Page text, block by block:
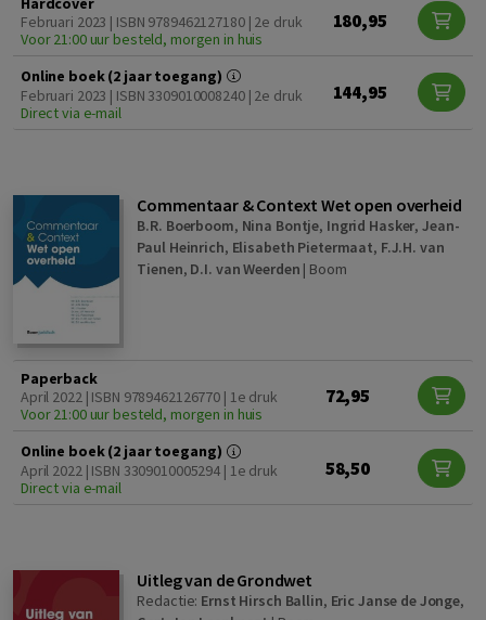
Februari 2023 | ISBN 9789462127180 | 2e druk
Voor 21:00 uur besteld, morgen in huis
180,95
Online boek (2 jaar toegang)
Februari 2023 | ISBN 3309010008240 | 2e druk
Direct via e-mail
144,95
Commentaar & Context Wet open overheid
B.R. Boerboom, Nina Bontje, Ingrid Hasker,Jean-
Paul Heinrich, Elisabeth Pietermaat, F.J.H. van
Tienen, D.I. van Weerden | Boom
Paperback
April 2022 | ISBN 9789462126770 | 1e druk
Voor 21:00 uur besteld, morgen in huis
72,95
Online boek (2 jaar toegang)
April 2022 | ISBN 3309010005294 | 1e druk
Direct via e-mail
58,50
Uitleg van de Grondwet
Redactie: Ernst Hirsch Ballin, Eric Janse de Jonge,